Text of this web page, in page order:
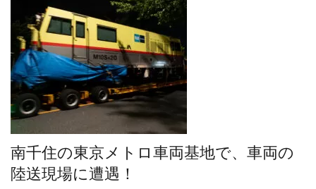
南千住の東京メトロ車両基地で、車両の
陸送現場に遭遇！